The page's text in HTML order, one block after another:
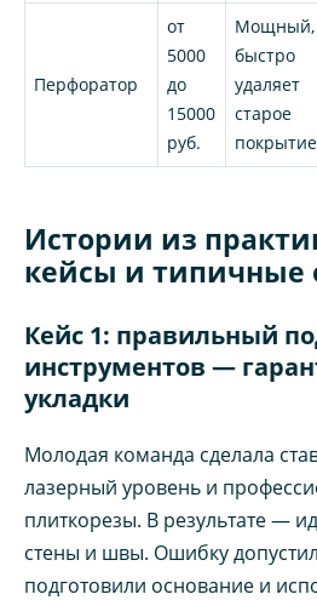
Перфоратор
от
5000
до
15000
руб.
Мощный,
быстро
удаляет
старое
покрытие
Истории из
кейсы и типичные
Кейс 1: правильный
инструментов —
укладки
Молодая команда сделала
лазерный уровень и
плиткорезы. В результате —
стены и швы. Ошибку
подготовили основание и